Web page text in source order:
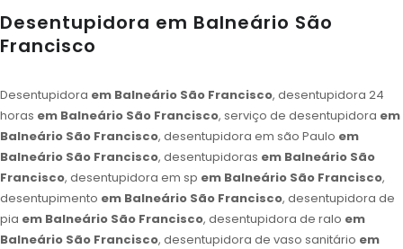
Desentupidora em Balneário São
Francisco
Desentupidora em Balneário São Francisco, desentupidora 24
horas em Balneário São Francisco, serviço de desentupidora em
Balneário São Francisco, desentupidora em são Paulo em
Balneário São Francisco, desentupidoras em Balneário São
Francisco, desentupidora em sp em Balneário São Francisco,
desentupimento em Balneário São Francisco, desentupidora de
pia em Balneário São Francisco, desentupidora de ralo em
Balneário São Francisco, desentupidora de vaso sanitário em